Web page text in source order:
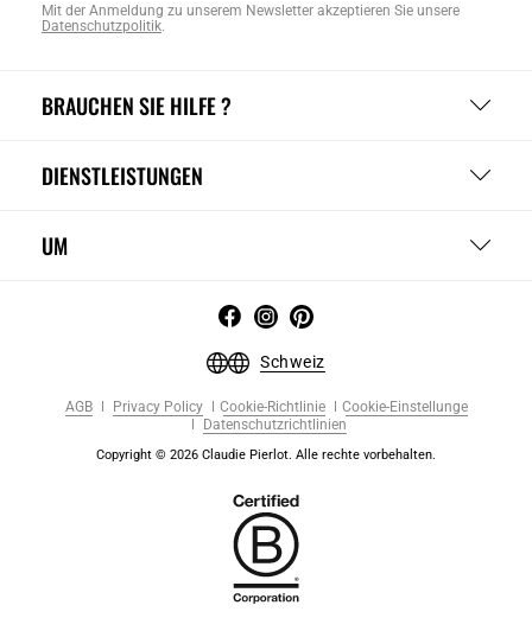
BRAUCHEN SIE HILFE ?
DIENSTLEISTUNGEN
UM
Mit der Anmeldung zu unserem Newsletter akzeptieren Sie unsere
Datenschutzpolitik.
Schweiz
AGB Privacy Policy Cookie-Richtlinie
Cookie-Einstellunge
Datenschutzrichtlinien
Copyright © 2026 Claudie Pierlot. Alle rechte vorbehalten.